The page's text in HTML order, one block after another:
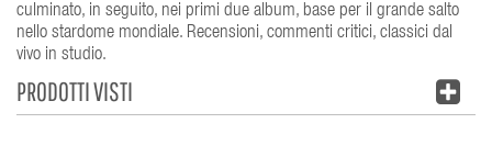
culminato, in seguito, nei primi due album, base per il grande salto
nello stardome mondiale. Recensioni, commenti critici, classici dal
vivo in studio.
PRODOTTI VISTI